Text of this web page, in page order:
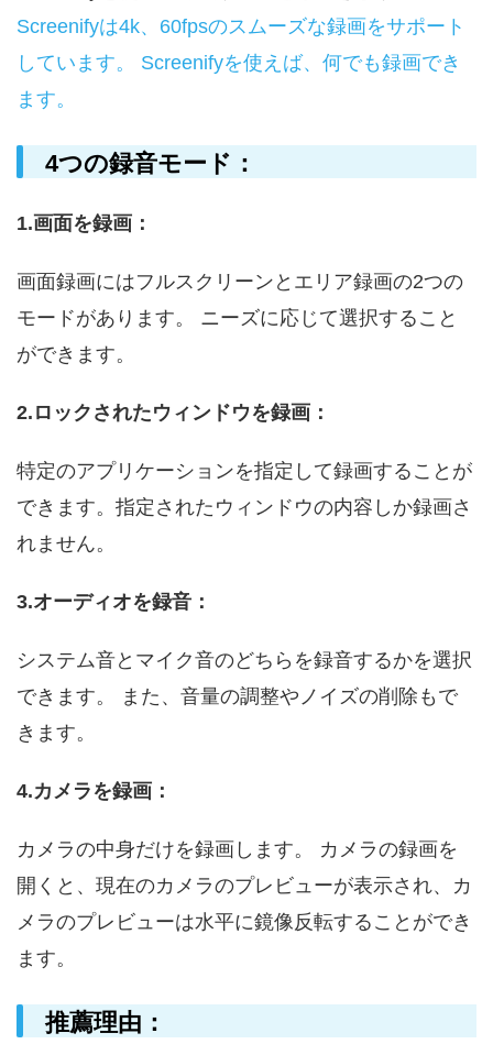
Screenifyは4k、60fpsのスムーズな録画をサポート
しています。 Screenifyを使えば、何でも録画でき
ます。
4つの録音モード：
1.画面を録画：
画面録画にはフルスクリーンとエリア録画の2つの
モードがあります。 ニーズに応じて選択すること
ができます。
2.ロックされたウィンドウを録画：
特定のアプリケーションを指定して録画することが
できます。指定されたウィンドウの内容しか録画さ
れません。
3.オーディオを録音：
システム音とマイク音のどちらを録音するかを選択
できます。 また、音量の調整やノイズの削除もで
きます。
4.カメラを録画：
カメラの中身だけを録画します。 カメラの録画を
開くと、現在のカメラのプレビューが表示され、カ
メラのプレビューは水平に鏡像反転することができ
ます。
推薦理由：